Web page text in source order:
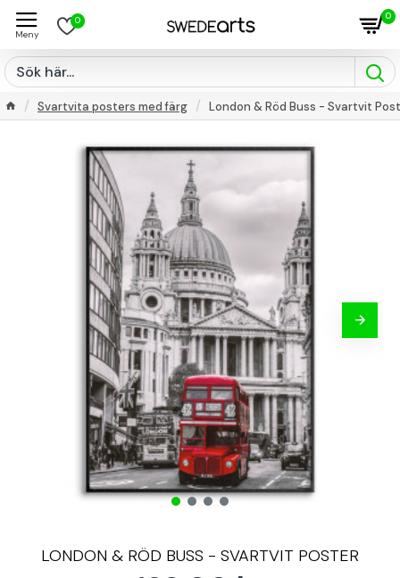
0 0
Svartvita posters med färg London & Röd Buss - Svartvit
LONDON & RÖD BUSS - SVARTVIT POSTER